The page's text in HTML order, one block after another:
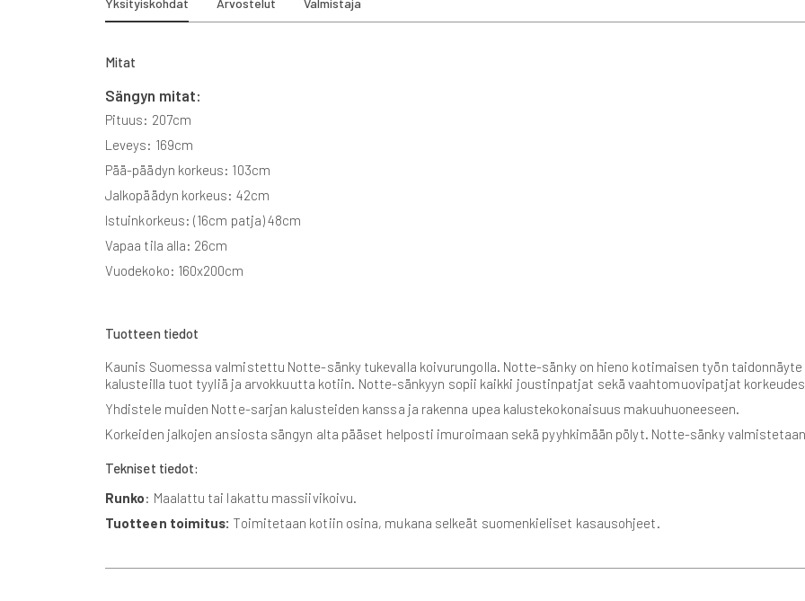
beginning
of
images
gallery
Yksityiskohdat
Mitat
Sängyn mitat:
Pituus: 207cm
Leveys: 169cm
Pää-päädyn korkeus: 103cm
Jalkopäädyn korkeus: 42cm
Istuinkorkeus: (16cm patja) 48cm
Vapaa tila alla: 26cm
Vuodekoko: 160x200cm
Tuotteen tiedot
Kaunis Suomessa valmistettu Notte-sänky tukevalla koivurungolla. Notte-sänky on hieno kotimaisen työn
kalusteilla tuot tyyliä ja arvokkuutta kotiin. Notte-sänkyyn sopii kaikki joustinpatjat sekä vaahtomuovipatjat
Yhdistele muiden Notte-sarjan kalusteiden kanssa ja rakenna upea kalustekokonaisuus makuuhuoneeseen.
Korkeiden jalkojen ansiosta sängyn alta pääset helposti imuroimaan sekä pyyhkimään pölyt. Notte-sänky
Tekniset tiedot:
Runko: Maalattu tai lakattu massiivikoivu.
Tuotteen toimitus: Toimitetaan kotiin osina, mukana selkeät suomenkieliset kasausohjeet.
Arvostelut Valmistaja